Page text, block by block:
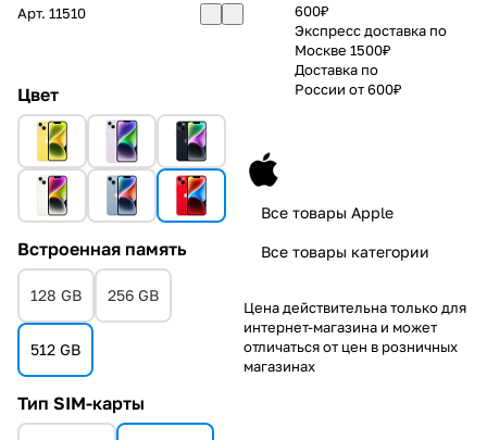
Арт. 11510
Цвет
Встроенная память
128 GB 256 GB
512 GB
Тип SIM-карты
600₽
Экспресс доставка по
Москве 1500₽
Доставка по
России от 600₽
Все товары Apple
Все товары категории
Цена действительна только для
интернет-магазина и может
отличаться от цен в розничных
магазинах